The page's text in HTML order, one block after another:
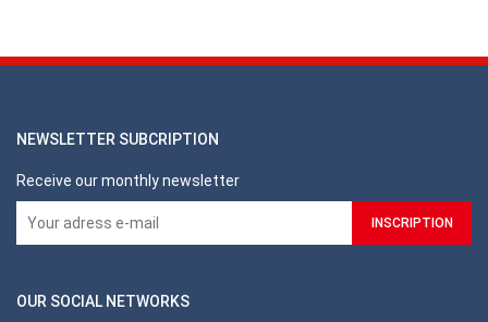
NEWSLETTER SUBCRIPTION
Receive our monthly newsletter
OUR SOCIAL NETWORKS